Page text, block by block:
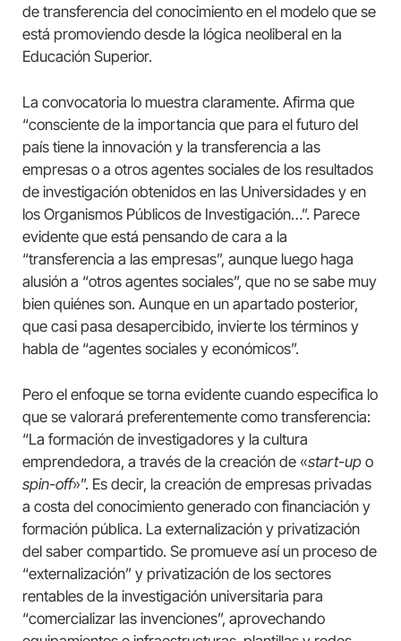
de transferencia del conocimiento en el modelo que se
está promoviendo desde la lógica neoliberal en la
Educación Superior.
La convocatoria lo muestra claramente. Afirma que
“consciente de la importancia que para el futuro del
país tiene la innovación y la transferencia a las
empresas o a otros agentes sociales de los resultados
de investigación obtenidos en las Universidades y en
los Organismos Públicos de Investigación…”. Parece
evidente que está pensando de cara a la
“transferencia a las empresas”, aunque luego haga
alusión a “otros agentes sociales”, que no se sabe muy
bien quiénes son. Aunque en un apartado posterior,
que casi pasa desapercibido, invierte los términos y
habla de “agentes sociales y económicos”.
Pero el enfoque se torna evidente cuando especifica lo
que se valorará preferentemente como transferencia:
“La formación de investigadores y la cultura
emprendedora, a través de la creación de «start-up o
spin-off»”. Es decir, la creación de empresas privadas
a costa del conocimiento generado con financiación y
formación pública. La externalización y privatización
del saber compartido. Se promueve así un proceso de
“externalización” y privatización de los sectores
rentables de la investigación universitaria para
“comercializar las invenciones”, aprovechando